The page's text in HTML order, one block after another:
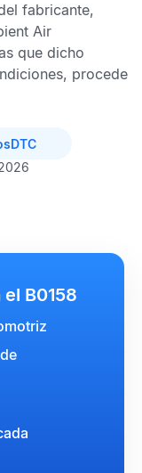
fabricante,
Air
que dicho
procede
B0158